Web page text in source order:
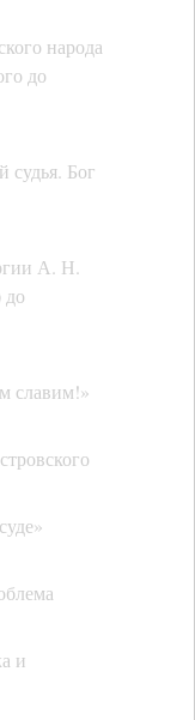
народа
до
судья. Бог
А. Н.
до
славим!»
и